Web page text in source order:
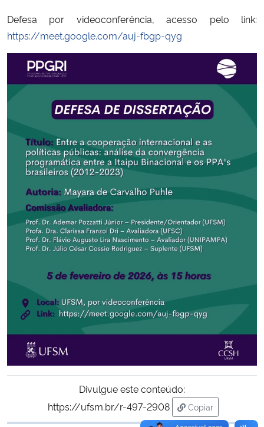
Ministério do Desenvolvimento Regional
Controladoria-Geral da União
Ministério da Mulher, da Família e dos Direitos Humanos
Secretaria-Geral
Secretaria de Governo
Gabinete de Segurança Institucional
Advocacia-Geral da União
Defesa por videoconferência, acesso pelo link:
https://meet.google.com/auj-fbgp-qyg
Divulgue este conteúdo:
https://ufsm.br/r-497-2908
Copiar
para área de